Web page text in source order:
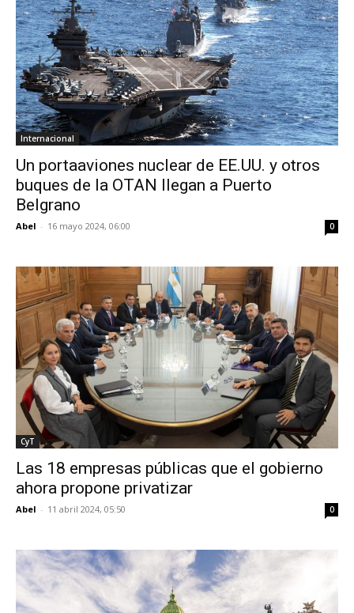
Internacional
Un portaaviones nuclear de EE.UU. y otros
buques de la OTAN llegan a Puerto
Belgrano
Abel - 16 mayo 2024, 06:00 0
CyT
Las 18 empresas públicas que el gobierno
ahora propone privatizar
Abel - 11 abril 2024, 05:50 0